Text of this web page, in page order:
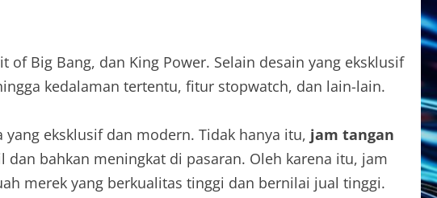
Big Bang, dan King Power. Selain desain yang eksklusif
kedalaman tertentu, fitur stopwatch, dan lain-lain.
eksklusif dan modern. Tidak hanya itu, jam tangan
bahkan meningkat di pasaran. Oleh karena itu, jam
merek yang berkualitas tinggi dan bernilai jual tinggi.